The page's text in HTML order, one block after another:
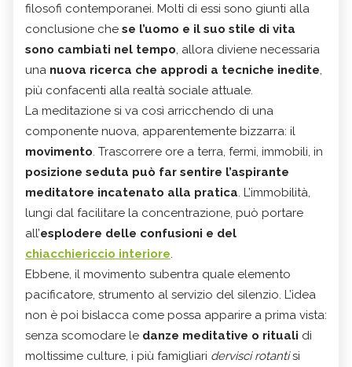
filosofi contemporanei. Molti di essi sono giunti alla
conclusione che se l’uomo e il suo stile di vita
sono cambiati nel tempo, allora diviene necessaria
una nuova ricerca che approdi a tecniche inedite,
più confacenti alla realtà sociale attuale.
La meditazione si va così arricchendo di una
componente nuova, apparentemente bizzarra: il
movimento. Trascorrere ore a terra, fermi, immobili, in
posizione seduta può far sentire l’aspirante
meditatore incatenato alla pratica. L’immobilità,
lungi dal facilitare la concentrazione, può portare
all’esplodere delle confusioni e del
chiacchiericcio interiore.
Ebbene, il movimento subentra quale elemento
pacificatore, strumento al servizio del silenzio. L’idea
non è poi bislacca come possa apparire a prima vista:
senza scomodare le danze meditative o rituali di
moltissime culture, i più famigliari dervisci rotantisi